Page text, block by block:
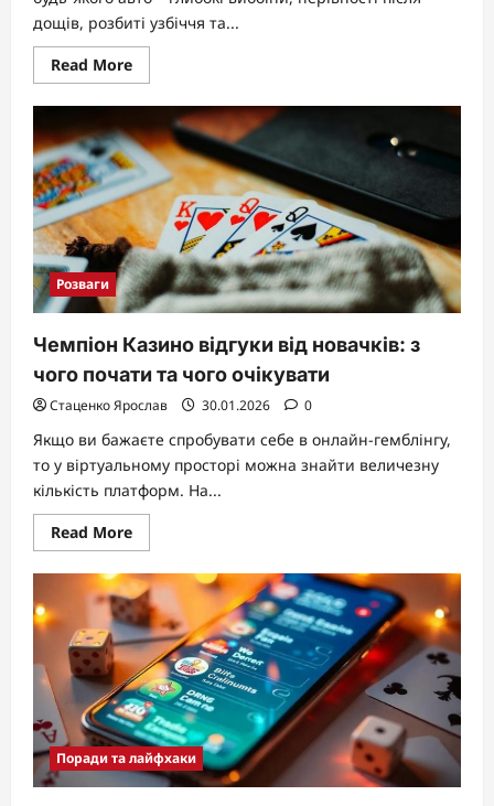
дощів, розбиті узбіччя та...
Read MoreRead
more
Ремонт
авто
в
Україні:
чому
все
стало
складніше
Розваги
Чемпіон Казино відгуки від новачків: з
чого почати та чого очікувати
Стаценко Ярослав 30.01.2026 0
Якщо ви бажаєте спробувати себе в онлайн-гемблінгу,
то у віртуальному просторі можна знайти величезну
кількість платформ. На...
Read MoreRead
more
Чемпіон
Казино
відгуки
від
новачків:
з
чого
почати
та
чого
очікувати
Поради та лайфхаки